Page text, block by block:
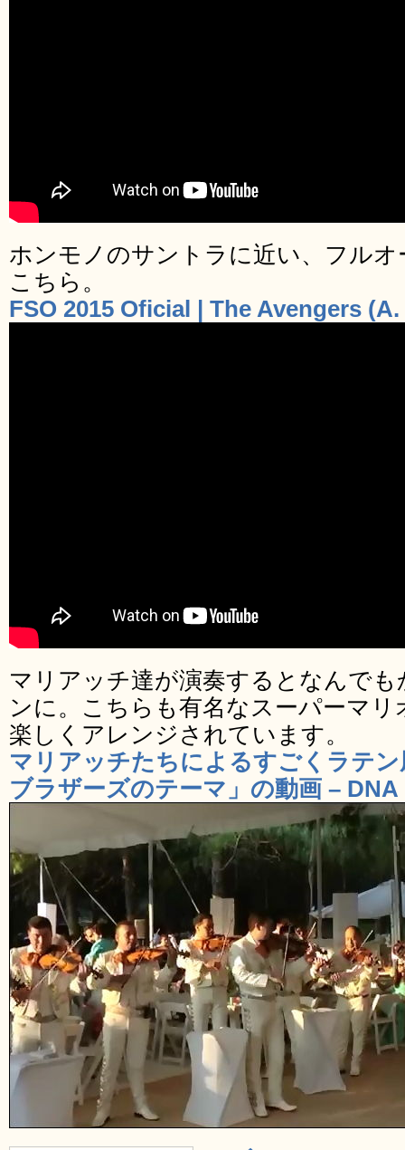
ホンモノのサントラに近い、フル
こちら。
FSO 2015 Oficial | The Avengers
マリアッチ達が演奏するとなんで
ンに。こちらも有名なスーパーマ
楽しくアレンジされています。
マリアッチたちによるすごくラテ
ブラザーズのテーマ」の動画 – DNA